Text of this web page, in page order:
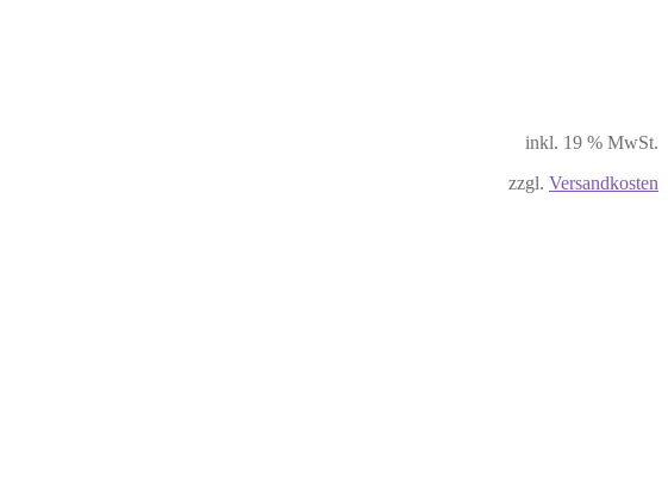
inkl. 19 % MwSt.
zzgl. Versandkosten